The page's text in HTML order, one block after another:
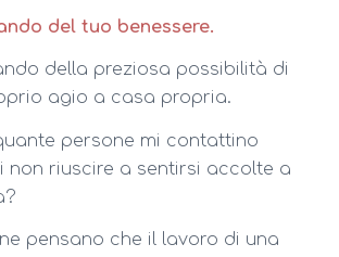
del tuo benessere.
della preziosa possibilità di
agio a casa propria.
persone mi contattino
non riuscire a sentirsi accolte a
pensano che il lavoro di una